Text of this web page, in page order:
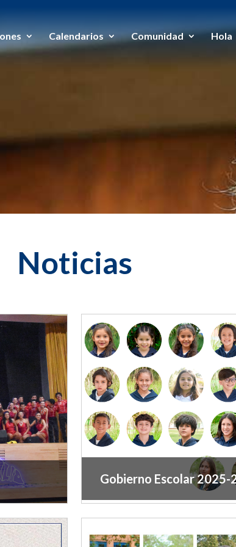
Calendarios Comunidad Hola
Noticias
Gobierno Escolar 2025-